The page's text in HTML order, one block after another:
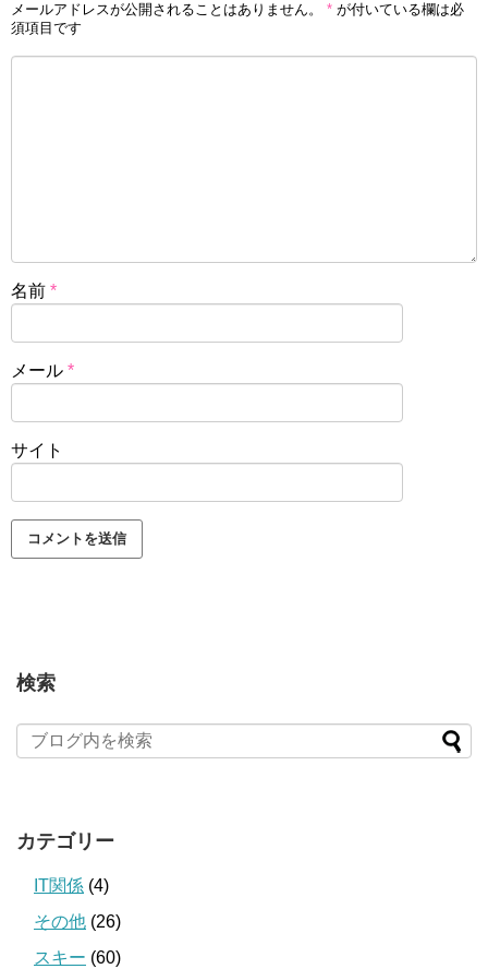
メールアドレスが公開されることはありません。 * が付いている欄は必
須項目です
名前 *
メール *
サイト
検索
カテゴリー
IT関係 (4)
その他 (26)
スキー (60)